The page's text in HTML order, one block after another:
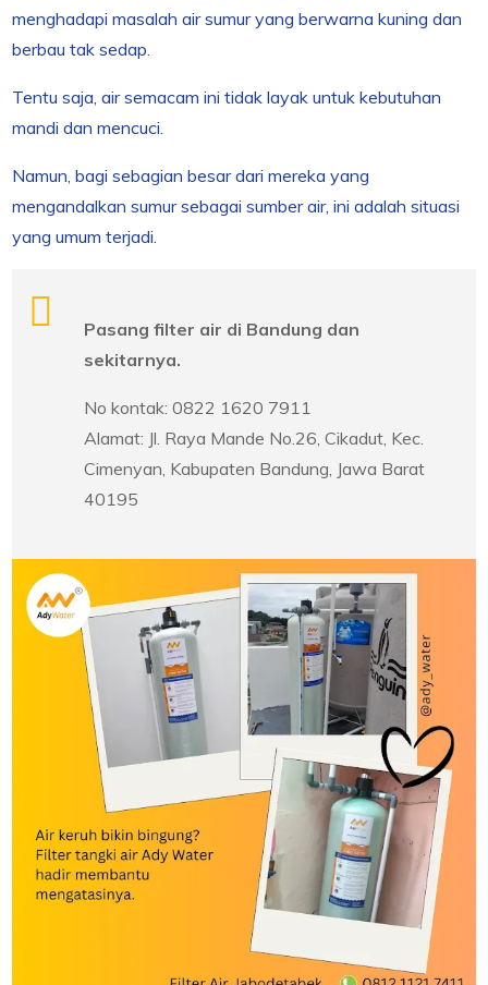
menghadapi masalah air sumur yang berwarna kuning dan
berbau tak sedap.
Tentu saja, air semacam ini tidak layak untuk kebutuhan
mandi dan mencuci.
Namun, bagi sebagian besar dari mereka yang
mengandalkan sumur sebagai sumber air, ini adalah situasi
yang umum terjadi.
Pasang filter air di Bandung dan
sekitarnya.
No kontak: 0822 1620 7911
Alamat: Jl. Raya Mande No.26, Cikadut, Kec.
Cimenyan, Kabupaten Bandung, Jawa Barat
40195